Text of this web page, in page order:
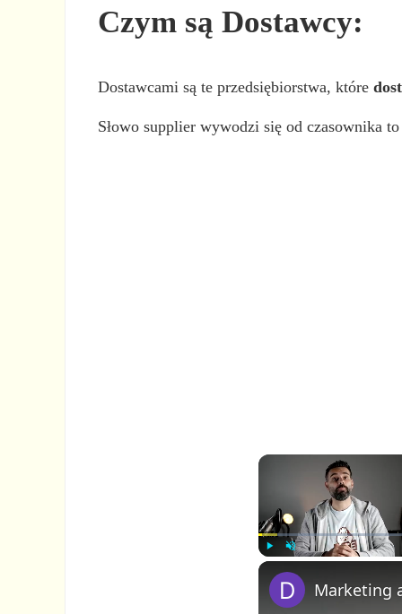
Czym są Dostawcy:
Dostawcami są te przedsiębiorstwa, które
Słowo supplier wywodzi się od czasownika
l n
m
Marketing